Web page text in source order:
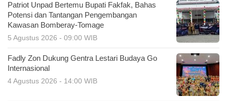
Patriot Unpad Bertemu Bupati Fakfak, Bahas
Potensi dan Tantangan Pengembangan
Kawasan Bomberay-Tomage
5 Agustus 2026 - 09:00 WIB
Fadly Zon Dukung Gentra Lestari Budaya Go
Internasional
4 Agustus 2026 - 14:00 WIB